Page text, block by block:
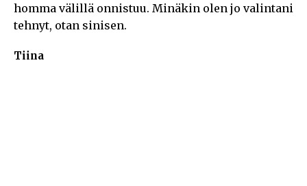
homma välillä onnistuu. Minäkin olen jo valintani
tehnyt, otan sinisen.
Tiina